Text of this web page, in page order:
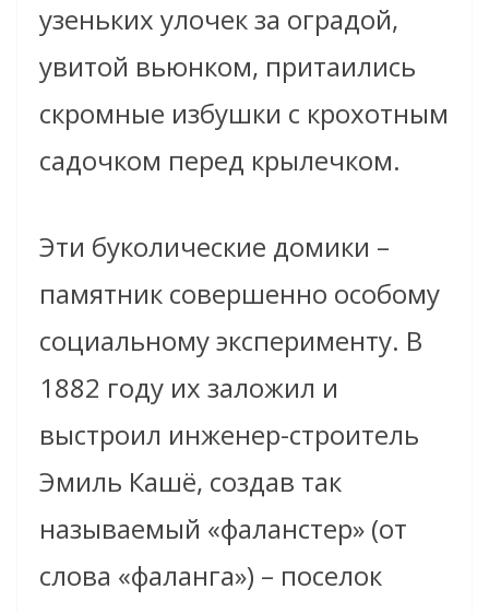
узеньких улочек за оградой,
увитой вьюнком, притаились
скромные избушки с крохотным
садочком перед крылечком.
Эти буколические домики –
памятник совершенно особому
социальному эксперименту. В
1882 году их заложил и
выстроил инженер-строитель
Эмиль Кашё, создав так
называемый «фаланстер» (от
слова «фаланга») – поселок